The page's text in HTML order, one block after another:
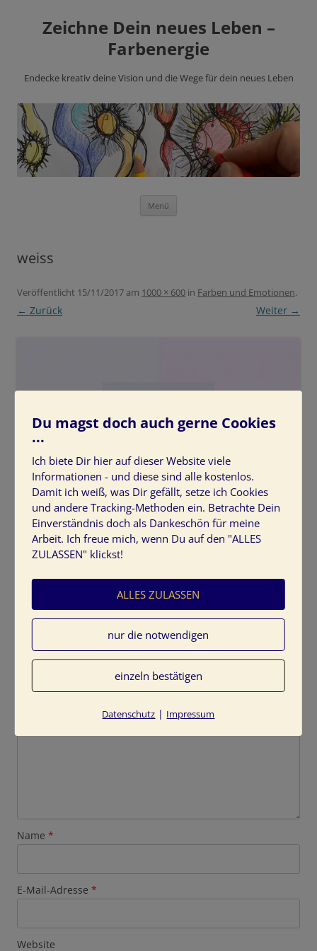
Zeichne Dein neues Leben –
Farbenergie
Endecke kreativ deine Vision und die Wege für dein neues Leben
Menü
weiss
Veröffentlicht 15/11/2017am 1000 × 600 in Farben und Emotionen.
← Zurück Weiter →
weiss
Schreibe einen Kommentar
Deine E-Mail-Adresse wird nicht veröffentlicht.
Erforderliche Felder sind mit*markiert
Name *
E-Mail-Adresse *
Website
Du magst doch auch gerne Cookies
...
Ich biete Dir hier auf dieser Website viele
Informationen - und diese sind alle kostenlos.
Damit ich weiß, was Dir gefällt, setze ich Cookies
und andere Tracking-Methoden ein. Betrachte Dein
Einverständnis doch als Dankeschön für meine
Arbeit. Ich freue mich, wenn Du auf den "ALLES
ZULASSEN" klickst!
ALLES ZULASSEN
nur die notwendigen
einzeln bestätigen
Datenschutz | Impressum